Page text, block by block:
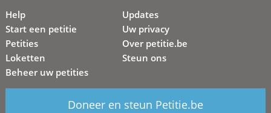
Help
Start een petitie
Petities
Loketten
Beheer uw petities
Updates
Uw privacy
Over petitie.be
Steun ons
Doneer en steun Petitie.be